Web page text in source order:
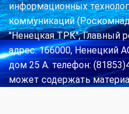
информационных
коммуникаций
"Ненецкая ТРК", Главный
адрес: 166000, Ненецкий
дом 25 А. телефон:
может содержать